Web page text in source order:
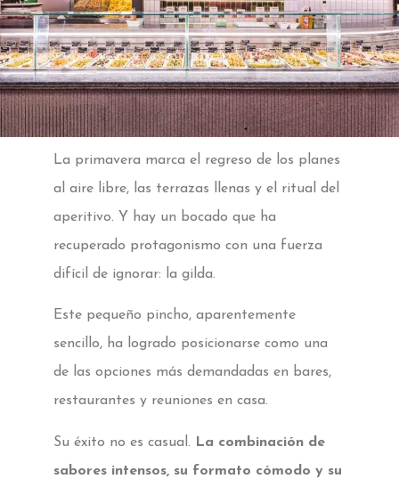
La primavera marca el regreso de los planes
al aire libre, las terrazas llenas y el ritual del
aperitivo. Y hay un bocado que ha
recuperado protagonismo con una fuerza
difícil de ignorar: la gilda.
Este pequeño pincho, aparentemente
sencillo, ha logrado posicionarse como una
de las opciones más demandadas en bares,
restaurantes y reuniones en casa.
Su éxito no es casual.
La combinación de
sabores intensos, su formato cómodo y su